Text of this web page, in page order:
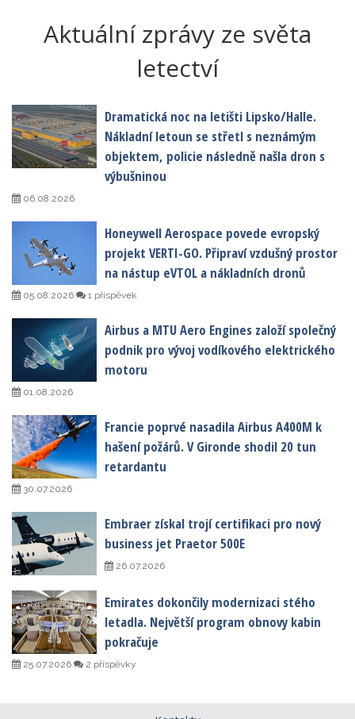
Aktuální zprávy ze světa
letectví
Dramatická noc na letišti Lipsko/Halle.
Nákladní letoun se střetl s neznámým
objektem, policie následně našla dron s
výbušninou
06.08.2026
Honeywell Aerospace povede evropský
projekt VERTI-GO. Připraví vzdušný prostor
na nástup eVTOL a nákladních dronů
05.08.2026 1 příspěvek
Airbus a MTU Aero Engines založí společný
podnik pro vývoj vodíkového elektrického
motoru
01.08.2026
Francie poprvé nasadila Airbus A400M k
hašení požárů. V Gironde shodil 20 tun
retardantu
30.07.2026
Embraer získal trojí certifikaci pro nový
business jet Praetor 500E
26.07.2026
Emirates dokončily modernizaci stého
letadla. Největší program obnovy kabin
pokračuje
25.07.2026 2 příspěvky